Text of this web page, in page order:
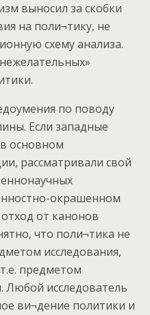
выносил за скобки
на поли¬тику, не
схему анализа.
по поводу
Если западные
основном
рассматривали свой
окрашенном
от канонов
что поли¬тика не
исследования,
предметом
Любой исследователь
ви¬дение политики и